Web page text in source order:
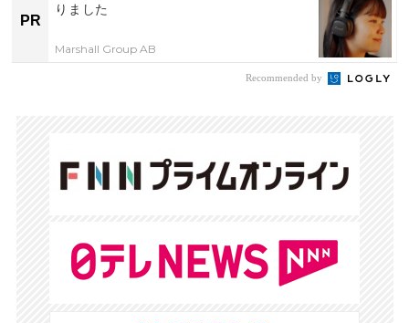
PR
りました
Marshall Group AB
Recommended by